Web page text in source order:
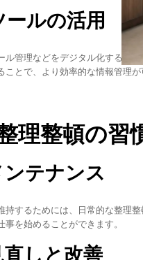
ルの活用
ル管理などをデジタル化するこ
ことで、より効率的な情報管理が
理整頓の習
ンテナンス
持するためには、日常的な整理
を始めることができます。
しと改善